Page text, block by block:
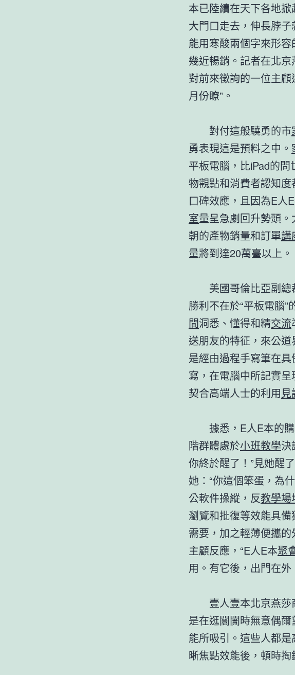
本已陸續在天下各地
大門口走去，伸長脖
能用寒酸兩個字來形
幾近暢銷。記者在北
對前來徵詢的一位主
月份瞭”。
對付這般驍勇的市
勇表現這是預料之中。
平板電腦，比iPad的
物觀點和消費者認知
口碑效應，且因為E人
室量呈急劇回升勢頭
朝的產物銷量和訂單講
量將到達20萬臺以上。
美國哥倫比亞副總
勝利不在於“平板電腦
間洞悉、懂得和精交流
送朋友的特征，來公
是經由過程手寫筆在
寫，在電腦中所記實
契合高端人士的利用見
據悉，E人E本的購
階群體處於小班教學決
你終於醒了！”見她醒
她：“你這個笨蛋，為
公軟件操縱，反教學場
瀏覽和批復等效能具
需要，加之輕薄便攜
主顧反應，“E人E本聚
用。有它後，出門在
壹人壹本北京燕莎
是在逛闤闠時無意偶
能所吸引。這些人都
晰焦點效能後，頓時掏